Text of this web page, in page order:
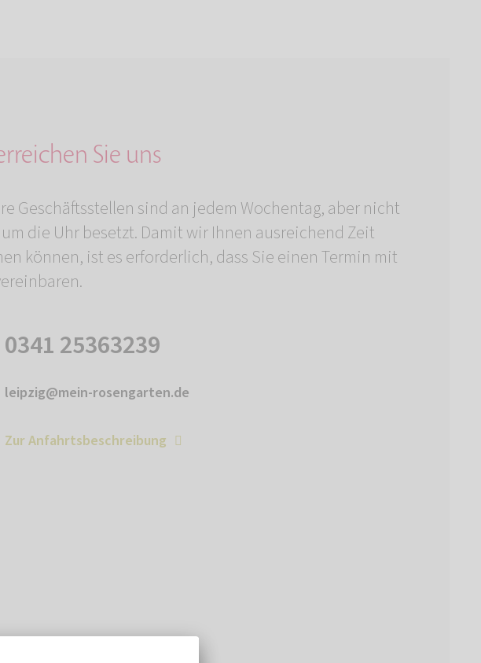
Sie uns
Geschäftsstellen sind an jedem Wochentag, aber nicht
die Uhr besetzt. Damit wir Ihnen ausreichend Zeit
können, ist es erforderlich, dass Sie einen Termin mit
0341 25363239
leipzig@mein-rosengarten.de
Zur Anfahrtsbeschreibung